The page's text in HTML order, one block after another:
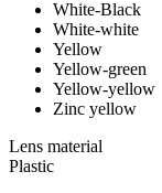
White-Black
White-white
Yellow
Yellow-green
Yellow-yellow
Zinc yellow
Lens material
Plastic